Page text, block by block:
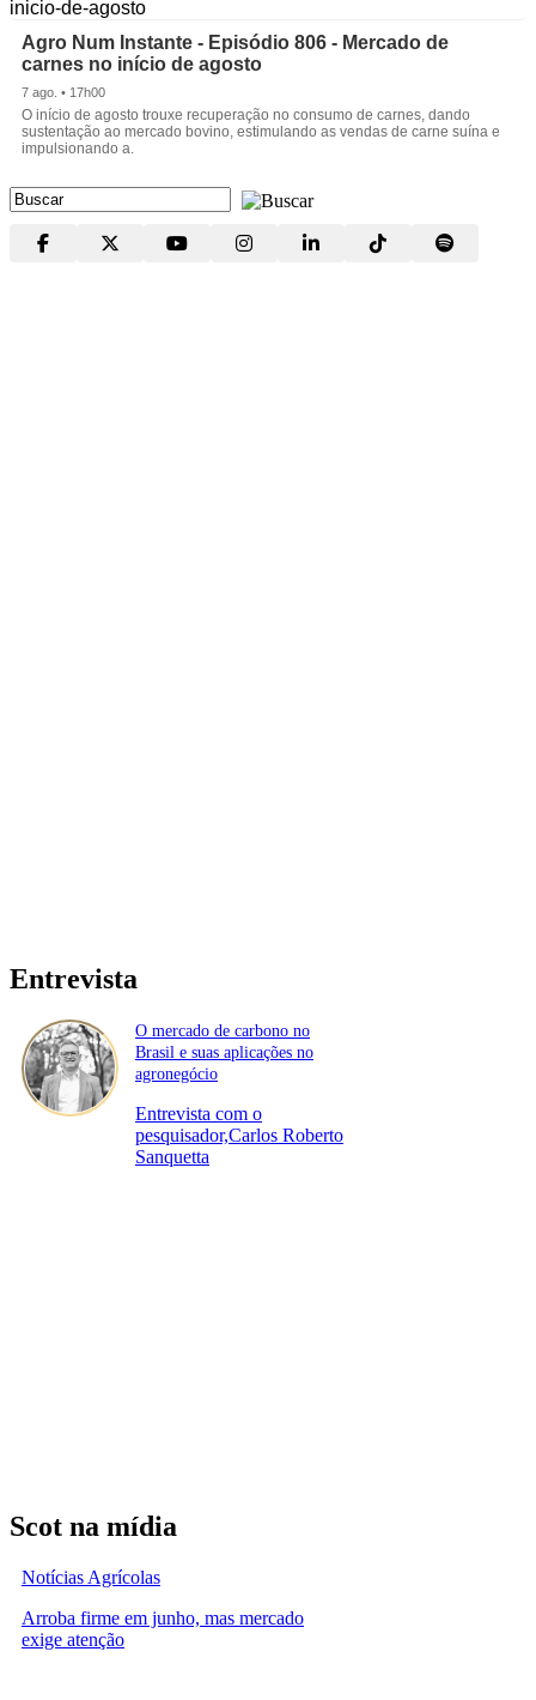
Agro Num Instante - Episódio 806 - Mercado de
carnes no início de agosto
7 ago. • 17h00
O início de agosto trouxe recuperação no consumo de carnes, dando
sustentação ao mercado bovino, estimulando as vendas de carne suína e
impulsionando a.
Entrevista
O mercado de carbono no
Brasil e suas aplicações no
agronegócio
Entrevista com o
pesquisador,Carlos Roberto
Sanquetta
Scot na mídia
Notícias Agrícolas
Arroba firme em junho, mas mercado
exige atenção